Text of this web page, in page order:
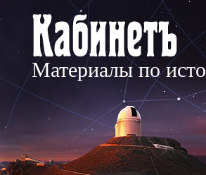
Материалы по